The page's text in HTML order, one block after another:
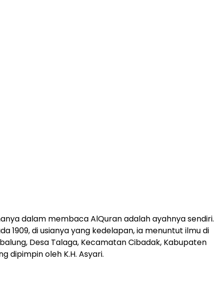
dalam membaca AlQuran adalah ayahnya sendiri.
1909, di usianya yang kedelapan, ia menuntut ilmu di
Desa Talaga, Kecamatan Cibadak, Kabupaten
dipimpin oleh K.H. Asyari.